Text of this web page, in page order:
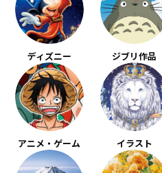
ディズニー ジブリ作品
アニメ・ゲーム イラスト